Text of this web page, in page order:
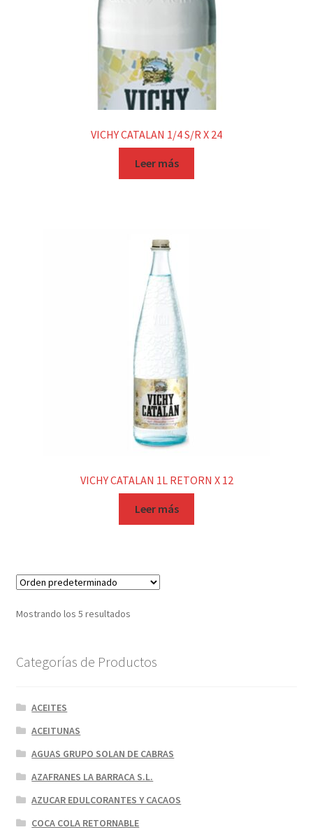
VICHY CATALAN 1/4 S/R X 24
Leer más
VICHY CATALAN 1L RETORN X 12
Leer más
Mostrando los 5 resultados
Categorías de Productos
ACEITES
ACEITUNAS
AGUAS GRUPO SOLAN DE CABRAS
AZAFRANES LA BARRACA S.L.
AZUCAR EDULCORANTES Y CACAOS
COCA COLA RETORNABLE